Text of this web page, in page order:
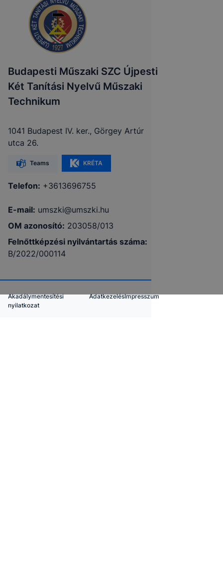
Budapesti Műszaki SZC Újpesti
Két Tanítási Nyelvű Műszaki
Technikum
1041 Budapest IV. ker., Görgey Artúr
utca 26.
Teams KRÉTA
Telefon: +3613696755
E-mail: umszki@umszki.hu
OM azonosító: 203058/013
Felnőttképzési nyilvántartás száma:
B/2022/000114
Akadálymentesítési
nyilatkozat
AdatkezelésImpresszum